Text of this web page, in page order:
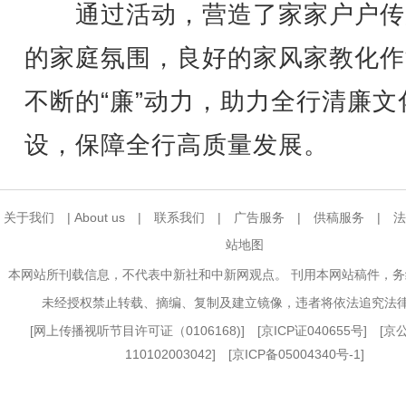
通过活动，营造了家家户户
的家庭氛围，良好的家风家教化
不断的“廉”动力，助力全行清廉文
设，保障全行高质量发展。
关于我们 | About us | 联系我们 | 广告服务 | 供稿服务 |
站地图
本网站所刊载信息，不代表中新社和中新网观点。 刊用本网站稿件，
未经授权禁止转载、摘编、复制及建立镜像，违者将依法追究法
[网上传播视听节目许可证（0106168)] [京ICP证040655号] [京
110102003042] [京ICP备05004340号-1]